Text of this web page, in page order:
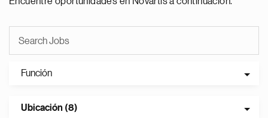
Función
Ubicación (8)